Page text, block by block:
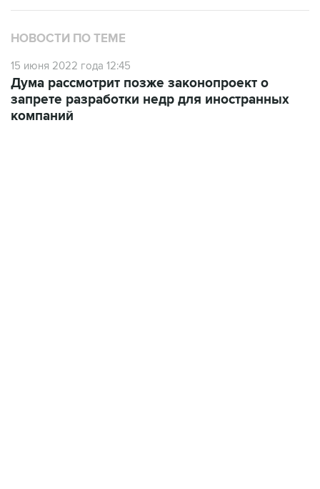
НОВОСТИ ПО ТЕМЕ
15 июня 2022 года 12:45
Дума рассмотрит позже законопроект о
запрете разработки недр для иностранных
компаний